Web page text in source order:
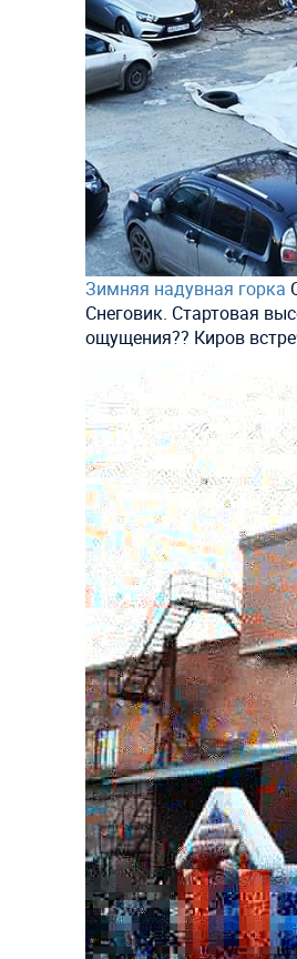
Зимняя надувная горка
Снеговик. Стартовая
ощущения?? Киров